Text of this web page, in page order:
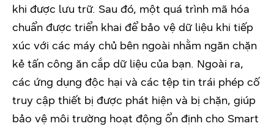
khi được lưu trữ. Sau đó, một quá trình mã hóa
chuẩn được triển khai để bảo vệ dữ liệu khi tiếp
xúc với các máy chủ bên ngoài nhằm ngăn chặn
kẻ tấn công ăn cắp dữ liệu của bạn. Ngoài ra,
các ứng dụng độc hại và các tệp tin trái phép cố
truy cập thiết bị được phát hiện và bị chặn, giúp
bảo vệ môi trường hoạt động ổn định cho Smart